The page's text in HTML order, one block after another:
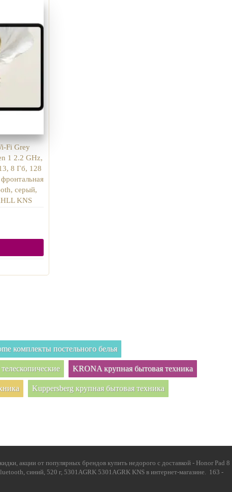
Fi Grey
1 2.2 GHz,
8 Гб, 128
серый,
KNS
комплекты постельного белья
KRONA крупная бытовая техника
Kuppersberg крупная бытовая техника
акции от популярных брендов купить недорого с доставкой - Honor Pad 8
синий, 520 г, 5301AGRK 5301AGRK KNS в интернет-магазине. 163 -